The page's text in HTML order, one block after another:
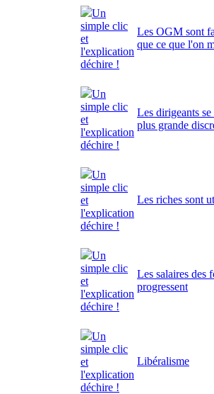
Un
simple clic
et
l'explication
déchire !
Les OGM sont
que ce que l'on
Un
simple clic
et
l'explication
déchire !
Les dirigeants
plus grande
Un
simple clic
et
l'explication
déchire !
Les riches sont
Un
simple clic
et
l'explication
déchire !
Les salaires des
progressent
Un
simple clic
et
l'explication
déchire !
Libéralisme